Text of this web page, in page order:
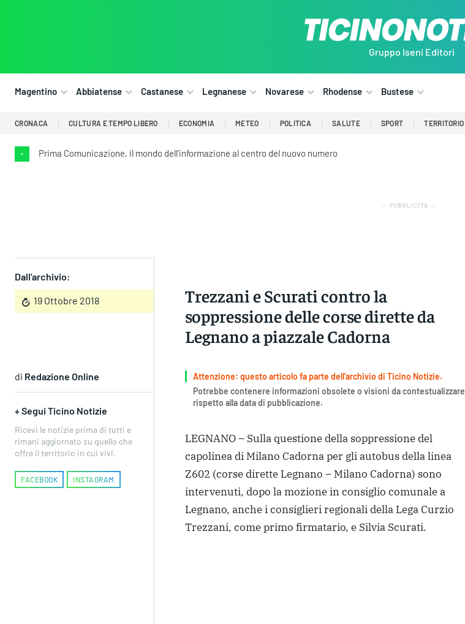
Gruppo Iseni Editori
Magentino Abbiatense Castanese Legnanese Novarese Rhodense Bustese
CRONACA CULTURA E TEMPO LIBERO ECONOMIA METEO POLITICA SALUTE SPORT TERRITORIO
• Prima Comunicazione, il mondo dell’informazione al centro del nuovo numero
― PUBBLICITÀ ―
Dall'archivio:
19 Ottobre 2018
Trezzani e Scurati contro la
soppressione delle corse dirette da
Legnano a piazzale Cadorna
di Redazione Online
+ Segui Ticino Notizie
Ricevi le notizie prima di tutti e
rimani aggiornato su quello che
offre il territorio in cui vivi.
FACEBOOK INSTAGRAM
Attenzione: questo articolo fa parte dell'archivio di Ticino Notizie.
Potrebbe contenere informazioni obsolete o visioni da contestualizzare
rispetto alla data di pubblicazione.
LEGNANO – Sulla questione della soppressione del
capolinea di Milano Cadorna per gli autobus della linea
Z602 (corse dirette Legnano – Milano Cadorna) sono
intervenuti, dopo la mozione in consiglio comunale a
Legnano, anche i consiglieri regionali della Lega Curzio
Trezzani, come primo firmatario, e Silvia Scurati.